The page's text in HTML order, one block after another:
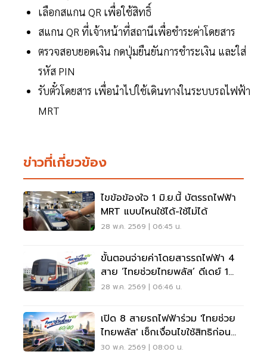
เลือกสแกน QR เพื่อใช้สิทธิ์
สแกน QR ที่เจ้าหน้าที่สถานีเพื่อชำระค่าโดยสาร
ตรวจสอบยอดเงิน กดปุ่มยืนยันการชำระเงิน และใส่
รหัส PIN
รับตั๋วโดยสาร เพื่อนำไปใช้เดินทางในระบบรถไฟฟ้า
MRT
ข่าวที่เกี่ยวข้อง
ไขข้อข้องใจ 1 มิ.ย.นี้ บัตรรถไฟฟ้า
MRT แบบไหนใช้ได้-ใช้ไม่ได้
28 พ.ค. 2569 | 06:45 น.
ขั้นตอนจ่ายค่าโดยสารรถไฟฟ้า 4
สาย ‘ไทยช่วยไทยพลัส’ ดีเดย์ 1
มิ.ย.นี้
28 พ.ค. 2569 | 06:46 น.
เปิด 8 สายรถไฟฟ้าร่วม 'ไทยช่วย
ไทยพลัส' เช็กเงื่อนไขใช้สิทธิก่อน
เดินทาง
30 พ.ค. 2569 | 08:00 น.